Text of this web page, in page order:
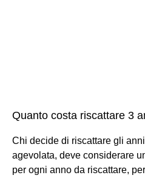
Quanto costa riscattare 3
Chi decide di riscattare gli
agevolata, deve considerare
per ogni anno da riscattare,